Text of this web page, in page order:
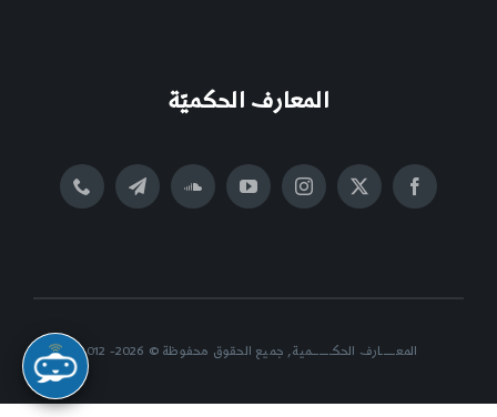
المعارف الحكميّة
المعــــــارف الحكــــــــمية, جميع الحقوق محفوظة © 2026- 2012